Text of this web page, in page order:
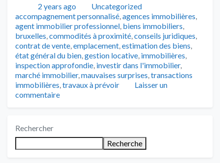
Publié2 years ago Catégories
Uncategorized
accompagnement personnalisé,agences immobilières,
agent immobilier professionnel, biens immobiliers,
bruxelles,commodités à proximité,conseils juridiques,
contrat de vente,emplacement,estimation des biens,
état général du bien,gestion locative, immobilières,
inspection approfondie, investir dans l'immobilier,
marché immobilier,mauvaises surprises,transactions
immobilières,travaux à prévoir
Laisser un
commentaire
Rechercher
Recherche